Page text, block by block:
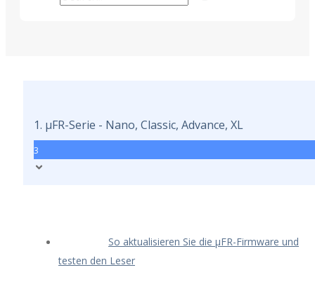
1. μFR-Serie - Nano, Classic, Advance, XL
3
So aktualisieren Sie die μFR-Firmware und
testen den Leser